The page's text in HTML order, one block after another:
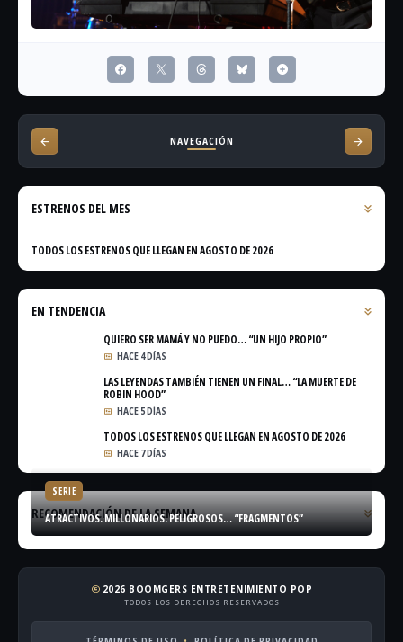
NAVEGACIÓN
ESTRENOS DEL MES
TODOS LOS ESTRENOS QUE LLEGAN EN AGOSTO DE 2026
EN TENDENCIA
QUIERO SER MAMÁ Y NO PUEDO… “UN HIJO PROPIO”
HACE 4 DÍAS
LAS LEYENDAS TAMBIÉN TIENEN UN FINAL… “LA MUERTE DE
ROBIN HOOD”
HACE 5 DÍAS
TODOS LOS ESTRENOS QUE LLEGAN EN AGOSTO DE 2026
HACE 7 DÍAS
RECOMENDACIÓN DE LA SEMANA
SERIE
ATRACTIVOS. MILLONARIOS. PELIGROSOS… “FRAGMENTOS”
copyright 2026 BOOMGERS ENTRETENIMIENTO POP
TODOS LOS DERECHOS RESERVADOS